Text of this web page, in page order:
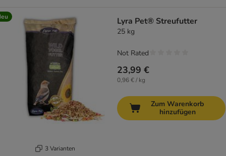
3 Varianten
Lyra Pet® Streufutter
25 kg
23,99 €
0,96 € / kg
Not Rated
Zum Warenkorb
hinzufügen